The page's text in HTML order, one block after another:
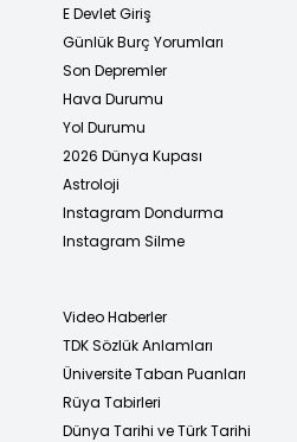
E Devlet Giriş
Günlük Burç Yorumları
Son Depremler
Hava Durumu
Yol Durumu
2026 Dünya Kupası
Astroloji
Instagram Dondurma
Instagram Silme
Video Haberler
TDK Sözlük Anlamları
Üniversite Taban Puanları
Rüya Tabirleri
Dünya Tarihi ve Türk Tarihi